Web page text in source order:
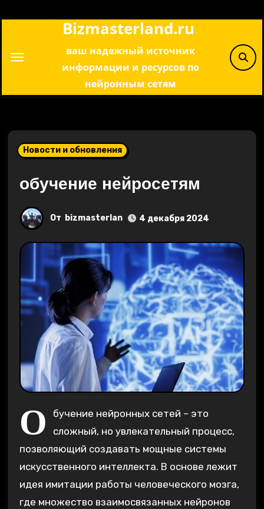
Bizmasterland.ru
ваш надежный источник
информации и ресурсов по
нейронным сетям
Новости и обновления
обучение нейросетям
От bizmasterlan 4 декабря 2024
О
бучение нейронных сетей – это
сложный, но увлекательный процесс,
позволяющий создавать мощные системы
искусственного интеллекта. В основе лежит
идея имитации работы человеческого мозга,
где множество взаимосвязанных нейронов